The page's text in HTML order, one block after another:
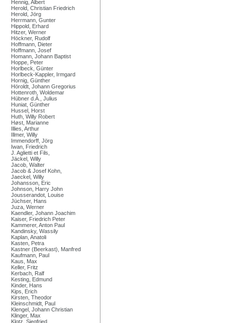
Hennig, Albert
Herold, Christian Friedrich
Herold, Jörg
Herrmann, Gunter
Hippold, Erhard
Hitzer, Werner
Höckner, Rudolf
Hoffmann, Dieter
Hoffmann, Josef
Homann, Johann Baptist
Hoppe, Peter
Horlbeck, Günter
Horlbeck-Kappler, Irmgard
Hornig, Günther
Höroldt, Johann Gregorius
Hottenroth, Woldemar
Hübner d.Ä., Julius
Huniat, Günther
Hussel, Horst
Huth, Willy Robert
Høst, Marianne
Illies, Arthur
Illmer, Willy
Immendorff, Jörg
Iwan, Friedrich
J. Aglietti et Fils,
Jäckel, Willy
Jacob, Walter
Jacob & Josef Kohn,
Jaeckel, Willy
Johansson, Eric
Johnson, Harry John
Jousserandot, Louise
Jüchser, Hans
Juza, Werner
Kaendler, Johann Joachim
Kaiser, Friedrich Peter
Kammerer, Anton Paul
Kandinsky, Wassily
Kaplan, Anatoli
Kasten, Petra
Kastner (Beerkast), Manfred
Kaufmann, Paul
Kaus, Max
Keller, Fritz
Kerbach, Ralf
Kesting, Edmund
Kinder, Hans
Kips, Erich
Kirsten, Theodor
Kleinschmidt, Paul
Klengel, Johann Christian
Klinger, Max
Klotz, Siegfried